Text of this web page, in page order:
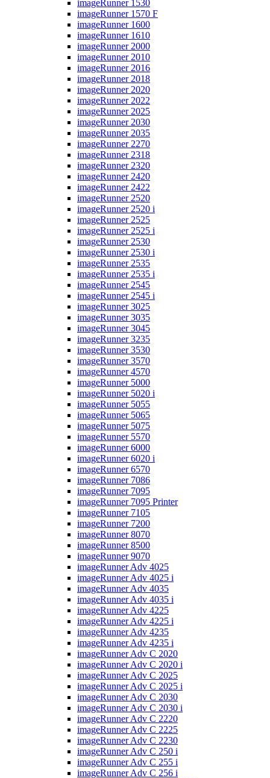
imageRunner 1530
imageRunner 1570 F
imageRunner 1600
imageRunner 1610
imageRunner 2000
imageRunner 2010
imageRunner 2016
imageRunner 2018
imageRunner 2020
imageRunner 2022
imageRunner 2025
imageRunner 2030
imageRunner 2035
imageRunner 2270
imageRunner 2318
imageRunner 2320
imageRunner 2420
imageRunner 2422
imageRunner 2520
imageRunner 2520 i
imageRunner 2525
imageRunner 2525 i
imageRunner 2530
imageRunner 2530 i
imageRunner 2535
imageRunner 2535 i
imageRunner 2545
imageRunner 2545 i
imageRunner 3025
imageRunner 3035
imageRunner 3045
imageRunner 3235
imageRunner 3530
imageRunner 3570
imageRunner 4570
imageRunner 5000
imageRunner 5020 i
imageRunner 5055
imageRunner 5065
imageRunner 5075
imageRunner 5570
imageRunner 6000
imageRunner 6020 i
imageRunner 6570
imageRunner 7086
imageRunner 7095
imageRunner 7095 Printer
imageRunner 7105
imageRunner 7200
imageRunner 8070
imageRunner 8500
imageRunner 9070
imageRunner Adv 4025
imageRunner Adv 4025 i
imageRunner Adv 4035
imageRunner Adv 4035 i
imageRunner Adv 4225
imageRunner Adv 4225 i
imageRunner Adv 4235
imageRunner Adv 4235 i
imageRunner Adv C 2020
imageRunner Adv C 2020 i
imageRunner Adv C 2025
imageRunner Adv C 2025 i
imageRunner Adv C 2030
imageRunner Adv C 2030 i
imageRunner Adv C 2220
imageRunner Adv C 2225
imageRunner Adv C 2230
imageRunner Adv C 250 i
imageRunner Adv C 255 i
imageRunner Adv C 256 i